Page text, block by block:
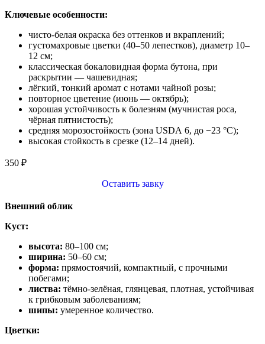
Ключевые особенности:
чисто‑белая окраска без оттенков и вкраплений;
густомахровые цветки (40–50 лепестков), диаметр 10–
12 см;
классическая бокаловидная форма бутона, при
раскрытии — чашевидная;
лёгкий, тонкий аромат с нотами чайной розы;
повторное цветение (июнь — октябрь);
хорошая устойчивость к болезням (мучнистая роса,
чёрная пятнистость);
средняя морозостойкость (зона USDA 6, до −23 °C);
высокая стойкость в срезке (12–14 дней).
350 ₽
Оставить завку
Внешний облик
Куст:
высота: 80–100 см;
ширина: 50–60 см;
форма: прямостоячий, компактный, с прочными
побегами;
листва: тёмно‑зелёная, глянцевая, плотная, устойчивая
к грибковым заболеваниям;
шипы: умеренное количество.
Цветки: